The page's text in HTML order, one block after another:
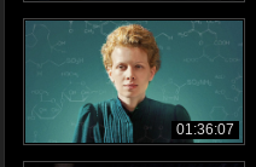
01:36:07